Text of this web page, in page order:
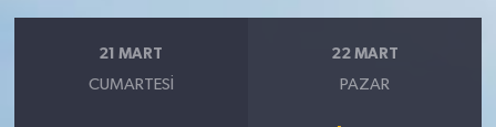
21 MART
CUMARTESI
22 MART
PAZAR